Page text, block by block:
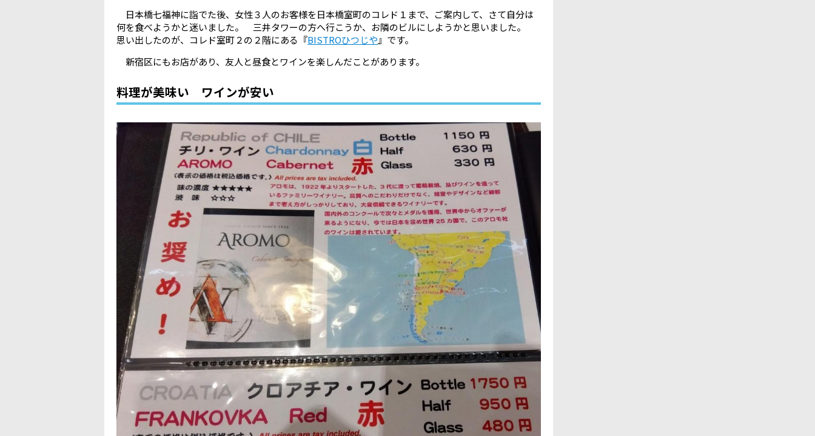
日本橋七福神に詣でた後、女性３人のお客様を日本橋室町のコレド１まで、ご案内して、さて自分は
何を食べようかと迷いました。 三井タワーの方へ行こうか、お隣のビルにしようかと思いました。
思い出したのが、コレド室町２の２階にある『BISTROひつじや』です。
新宿区にもお店があり、友人と昼食とワインを楽しんだことがあります。
料理が美味い ワインが安い